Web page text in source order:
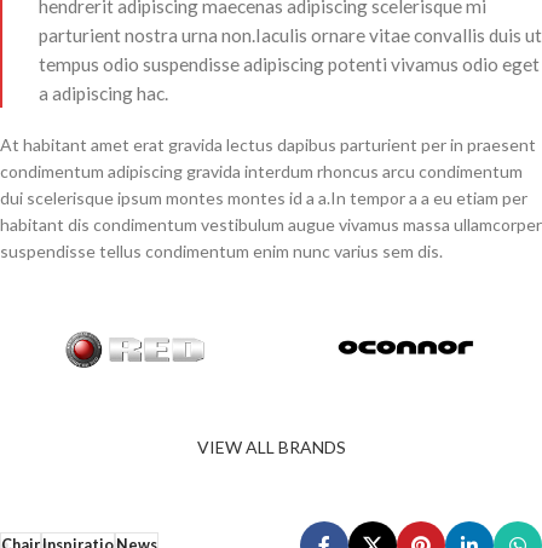
hendrerit adipiscing maecenas adipiscing scelerisque mi
parturient nostra urna non.Iaculis ornare vitae convallis duis ut
tempus odio suspendisse adipiscing potenti vivamus odio eget
a adipiscing hac.
At habitant amet erat gravida lectus dapibus parturient per in praesent
condimentum adipiscing gravida interdum rhoncus arcu condimentum
dui scelerisque ipsum montes montes id a a.In tempor a a eu etiam per
habitant dis condimentum vestibulum augue vivamus massa ullamcorper
suspendisse tellus condimentum enim nunc varius sem dis.
VIEW ALL BRANDS